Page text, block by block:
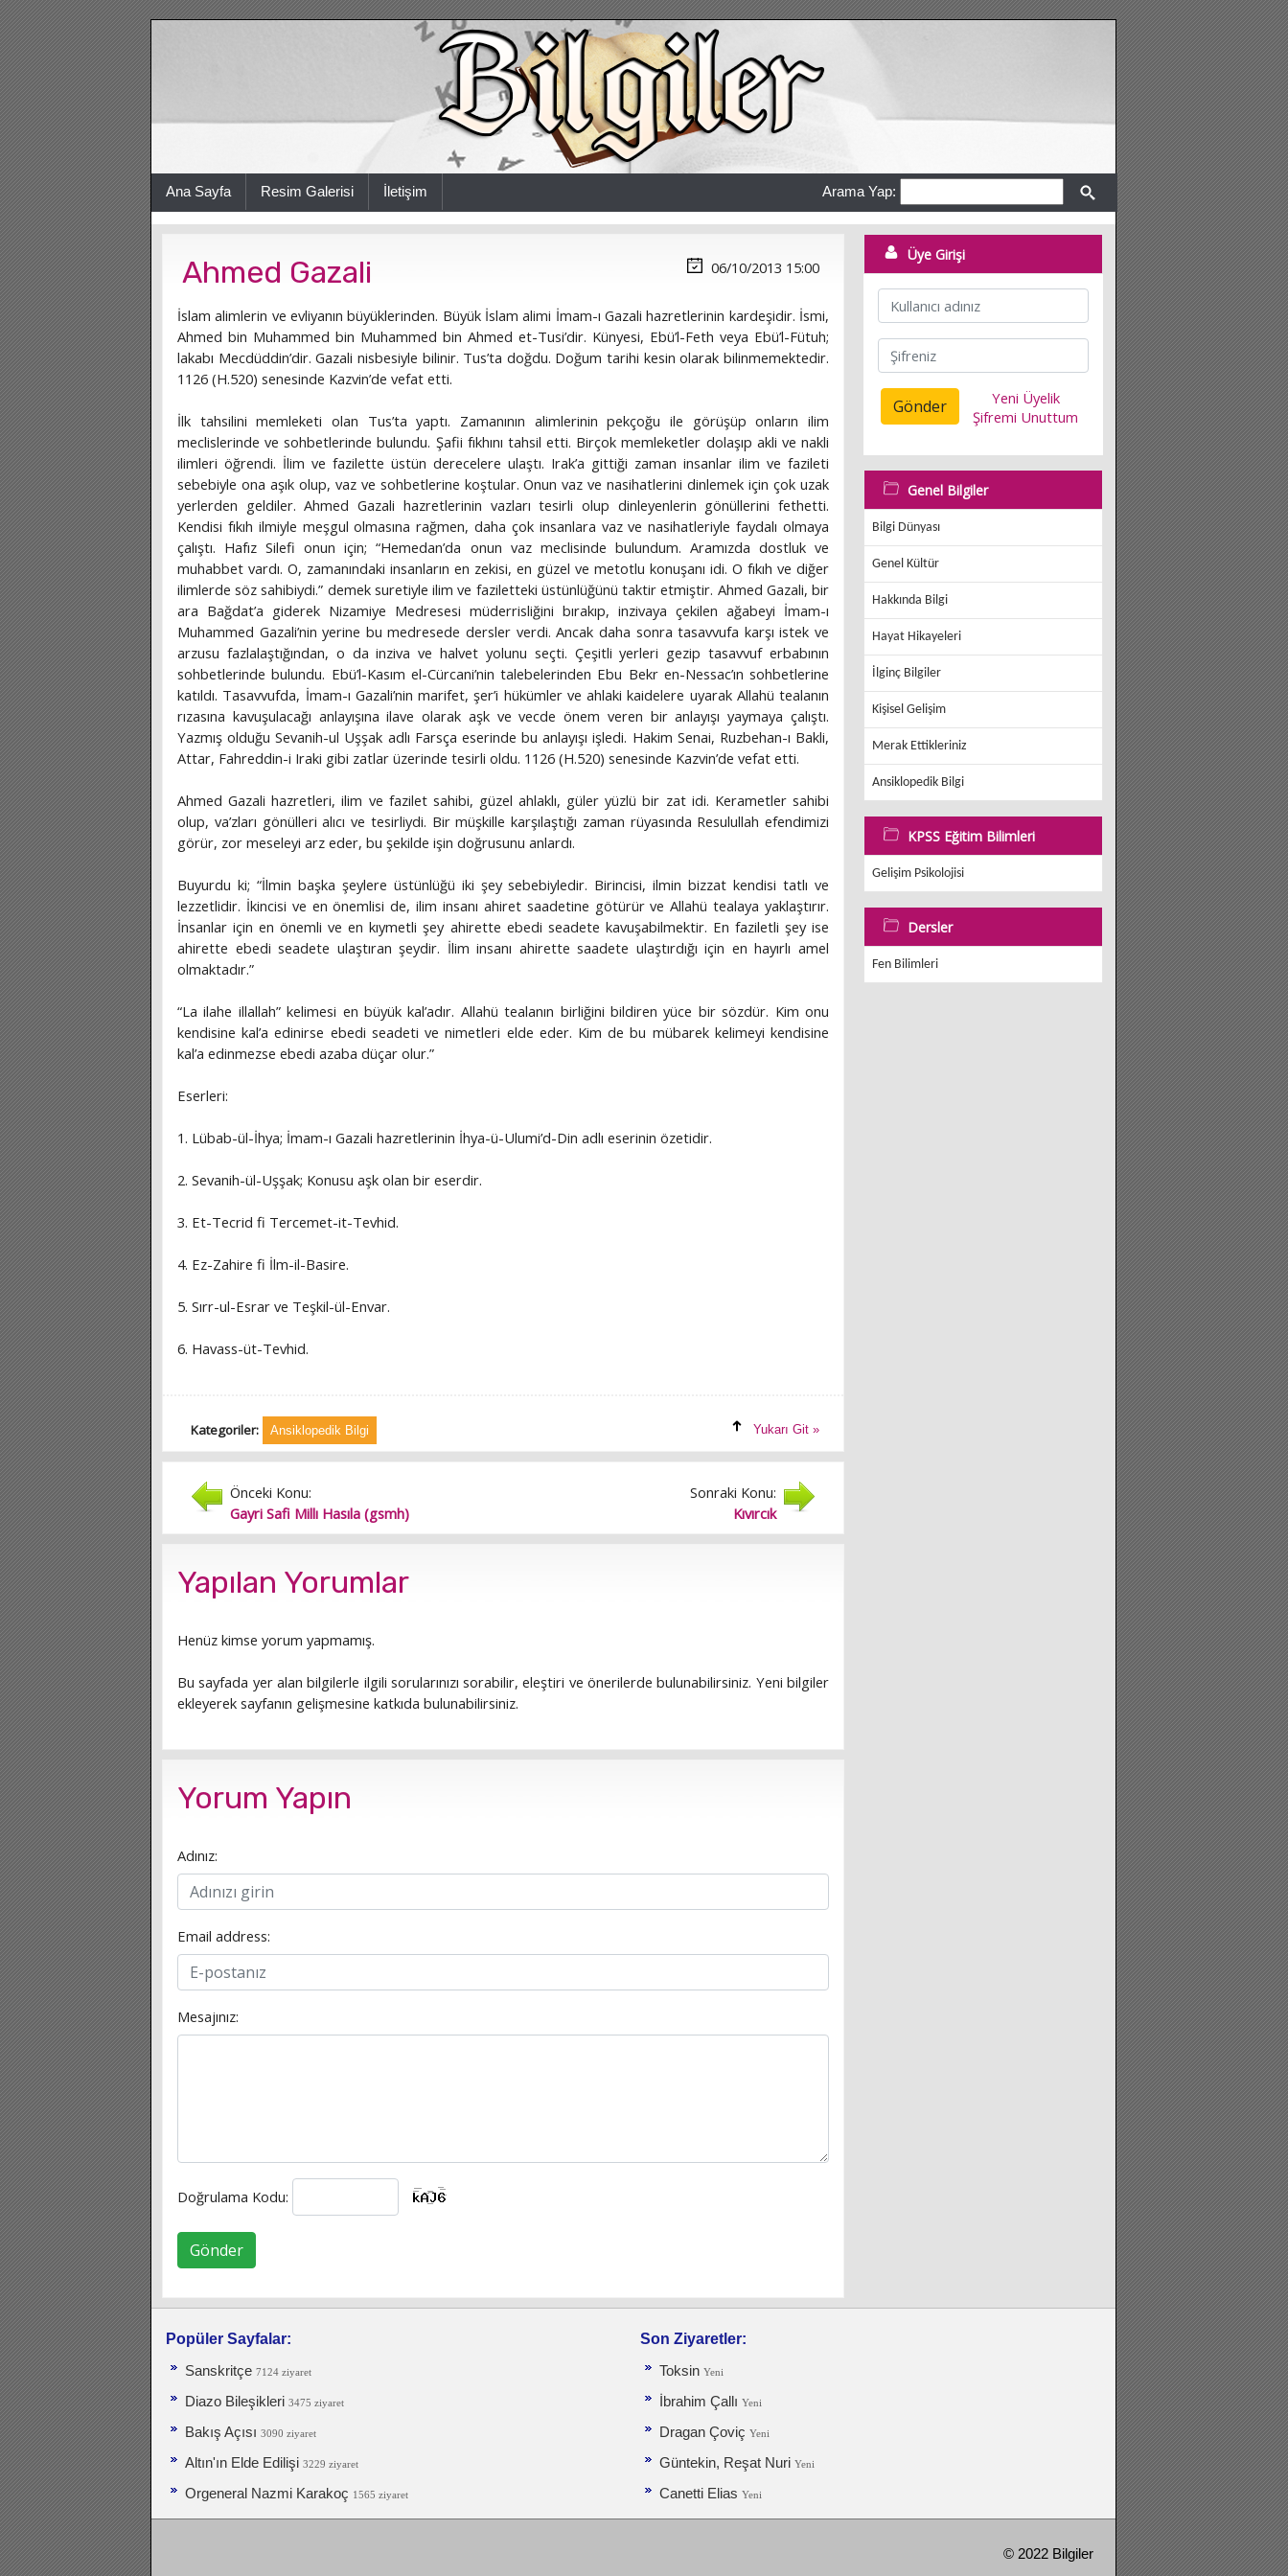
Ana Sayfa Resim Galerisi İletişim Arama Yap:
Ahmed Gazali 06/10/2013 15:00
İslam alimlerin ve evliyanın büyüklerinden. Büyük İslam alimi İmam-ı Gazali hazretlerinin kardeşidir. İsmi,
Ahmed bin Muhammed bin Muhammed bin Ahmed et-Tusi’dir. Künyesi, Ebü’l-Feth veya Ebü’l-Fütuh;
lakabı Mecdüddin’dir. Gazali nisbesiyle bilinir. Tus’ta doğdu. Doğum tarihi kesin olarak bilinmemektedir.
1126 (H.520) senesinde Kazvin’de vefat etti.
İlk tahsilini memleketi olan Tus’ta yaptı. Zamanının alimlerinin pekçoğu ile görüşüp onların ilim
meclislerinde ve sohbetlerinde bulundu. Şafii fıkhını tahsil etti. Birçok memleketler dolaşıp akli ve nakli
ilimleri öğrendi. İlim ve fazilette üstün derecelere ulaştı. Irak’a gittiği zaman insanlar ilim ve fazileti
sebebiyle ona aşık olup, vaz ve sohbetlerine koştular. Onun vaz ve nasihatlerini dinlemek için çok uzak
yerlerden geldiler. Ahmed Gazali hazretlerinin vazları tesirli olup dinleyenlerin gönüllerini fethetti.
Kendisi fıkıh ilmiyle meşgul olmasına rağmen, daha çok insanlara vaz ve nasihatleriyle faydalı olmaya
çalıştı. Hafız Silefi onun için; “Hemedan’da onun vaz meclisinde bulundum. Aramızda dostluk ve
muhabbet vardı. O, zamanındaki insanların en zekisi, en güzel ve metotlu konuşanı idi. O fıkıh ve diğer
ilimlerde söz sahibiydi.” demek suretiyle ilim ve faziletteki üstünlüğünü taktir etmiştir. Ahmed Gazali, bir
ara Bağdat’a giderek Nizamiye Medresesi müderrisliğini bırakıp, inzivaya çekilen ağabeyi İmam-ı
Muhammed Gazali’nin yerine bu medresede dersler verdi. Ancak daha sonra tasavvufa karşı istek ve
arzusu fazlalaştığından, o da inziva ve halvet yolunu seçti. Çeşitli yerleri gezip tasavvuf erbabının
sohbetlerinde bulundu. Ebü’l-Kasım el-Cürcani’nin talebelerinden Ebu Bekr en-Nessac’ın sohbetlerine
katıldı. Tasavvufda, İmam-ı Gazali’nin marifet, şer’i hükümler ve ahlaki kaidelere uyarak Allahü tealanın
rızasına kavuşulacağı anlayışına ilave olarak aşk ve vecde önem veren bir anlayışı yaymaya çalıştı.
Yazmış olduğu Sevanih-ul Uşşak adlı Farsça eserinde bu anlayışı işledi. Hakim Senai, Ruzbehan-ı Bakli,
Attar, Fahreddin-i Iraki gibi zatlar üzerinde tesirli oldu. 1126 (H.520) senesinde Kazvin’de vefat etti.
Ahmed Gazali hazretleri, ilim ve fazilet sahibi, güzel ahlaklı, güler yüzlü bir zat idi. Kerametler sahibi
olup, va’zları gönülleri alıcı ve tesirliydi. Bir müşkille karşılaştığı zaman rüyasında Resulullah efendimizi
görür, zor meseleyi arz eder, bu şekilde işin doğrusunu anlardı.
Buyurdu ki; “İlmin başka şeylere üstünlüğü iki şey sebebiyledir. Birincisi, ilmin bizzat kendisi tatlı ve
lezzetlidir. İkincisi ve en önemlisi de, ilim insanı ahiret saadetine götürür ve Allahü tealaya yaklaştırır.
İnsanlar için en önemli ve en kıymetli şey ahirette ebedi seadete kavuşabilmektir. En faziletli şey ise
ahirette ebedi seadete ulaştıran şeydir. İlim insanı ahirette saadete ulaştırdığı için en hayırlı amel
olmaktadır.”
“La ilahe illallah” kelimesi en büyük kal’adır. Allahü tealanın birliğini bildiren yüce bir sözdür. Kim onu
kendisine kal’a edinirse ebedi seadeti ve nimetleri elde eder. Kim de bu mübarek kelimeyi kendisine
kal’a edinmezse ebedi azaba düçar olur.”
Eserleri:
1. Lübab-ül-İhya; İmam-ı Gazali hazretlerinin İhya-ü-Ulumi’d-Din adlı eserinin özetidir.
2. Sevanih-ül-Uşşak; Konusu aşk olan bir eserdir.
3. Et-Tecrid fi Tercemet-it-Tevhid.
4. Ez-Zahire fi İlm-il-Basire.
5. Sırr-ul-Esrar ve Teşkil-ül-Envar.
6. Havass-üt-Tevhid.
Kategoriler: Ansiklopedik Bilgi Yukarı Git »
Önceki Konu:
Gayri Safi Millı Hasıla (gsmh)
Sonraki Konu:
Kıvırcık
Yapılan Yorumlar
Henüz kimse yorum yapmamış.
Bu sayfada yer alan bilgilerle ilgili sorularınızı sorabilir, eleştiri ve önerilerde bulunabilirsiniz. Yeni bilgiler
ekleyerek sayfanın gelişmesine katkıda bulunabilirsiniz.
Yorum Yapın
Adınız:
Email address:
Mesajınız:
Doğrulama Kodu:
Gönder
Üye Girişi
Gönder
Yeni Üyelik
Şifremi Unuttum
Genel Bilgiler
Bilgi Dünyası
Genel Kültür
Hakkında Bilgi
Hayat Hikayeleri
İlginç Bilgiler
Kişisel Gelişim
Merak Ettikleriniz
Ansiklopedik Bilgi
KPSS Eğitim Bilimleri
Gelişim Psikolojisi
Dersler
Fen Bilimleri
Popüler Sayfalar:
Sanskritçe 7124 ziyaret
Diazo Bileşikleri 3475 ziyaret
Bakış Açısı 3090 ziyaret
Altın'ın Elde Edilişi 3229 ziyaret
Orgeneral Nazmi Karakoç 1565 ziyaret
Son Ziyaretler:
Toksin Yeni
İbrahim Çallı Yeni
Dragan Çoviç Yeni
Güntekin, Reşat Nuri Yeni
Canetti Elias Yeni
© 2022 Bilgiler